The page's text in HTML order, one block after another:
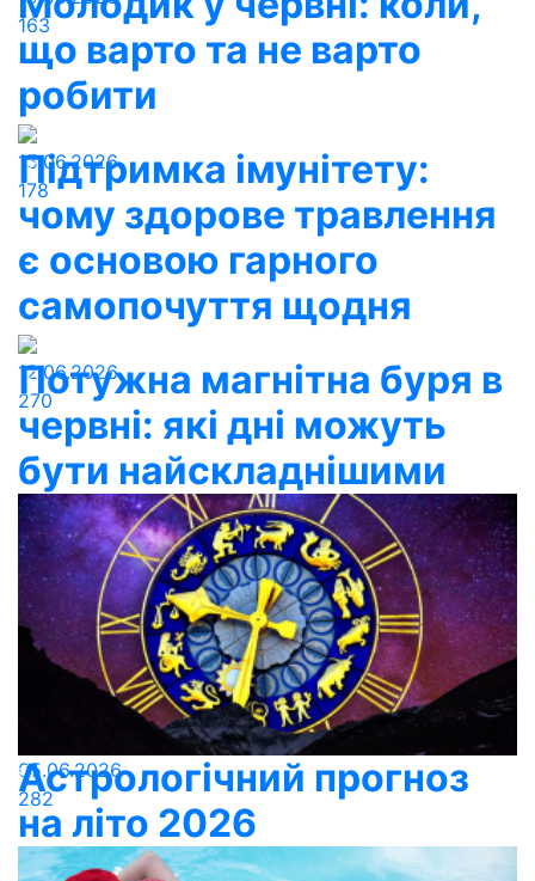
163
що варто та не варто
робити
15.06.2026
178
Підтримка імунітету:
чому здорове травлення
є основою гарного
самопочуття щодня
12.06.2026
270
Потужна магнітна буря в
червні: які дні можуть
бути найскладнішими
05.06.2026
282
Астрологічний прогноз
на літо 2026